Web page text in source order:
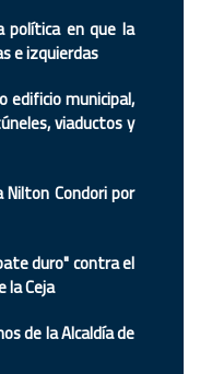
política en que la
e izquierdas
edificio municipal,
viaductos y
Condori por
duro" contra el
la Ceja
de la Alcaldía de